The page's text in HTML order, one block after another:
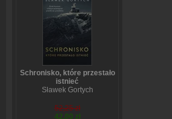
Schronisko, które przestało
istnieć
Sławek Gortych
52,25 zł
42,00 zł